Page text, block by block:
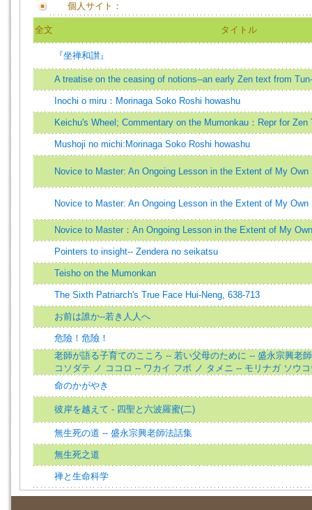
個人サイト：
全文 タイトル
『坐禅和讃』
A treatise on the ceasing of notions--an early Zen text from
Inochi o miru：Morinaga Soko Roshi howashu
Keichu's Wheel; Commentary on the Mumonkau：Repr for Zen
Mushoji no michi:Morinaga Soko Roshi howashu
Novice to Master: An Ongoing Lesson in the Extent of My Own
Novice to Master: An Ongoing Lesson in the Extent of My Own
Novice to Master：An Ongoing Lesson in the Extent of My
Pointers to insight-- Zendera no seikatsu
Teisho on the Mumonkan
The Sixth Patriarch's True Face Hui-Neng, 638-713
お前は誰か--若き人人へ
危險！危險！
老師が語る子育てのこころ -- 若い父母のために -- 盛永宗興老
コソダテ ノ ココロ -- ワカイ フボ ノ タメニ -- モリナガ ソウ
命のかがやき
彼岸を越えて - 四聖と六波羅蜜(二)
無生死の道 -- 盛永宗興老師法話集
無生死之道
禅と生命科学